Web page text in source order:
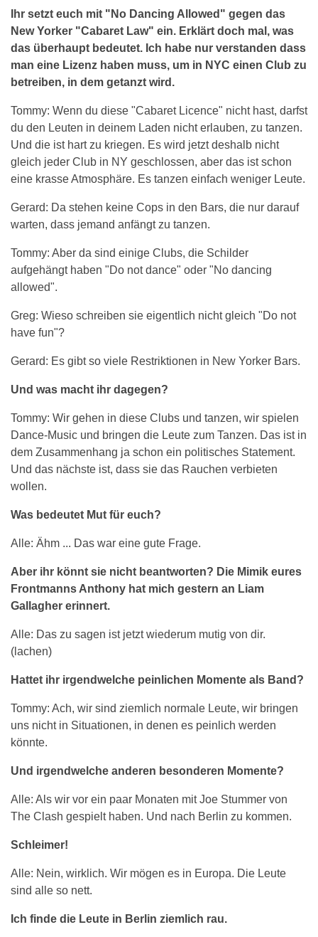
Ihr setzt euch mit "No Dancing Allowed" gegen das
New Yorker "Cabaret Law" ein. Erklärt doch mal, was
das überhaupt bedeutet. Ich habe nur verstanden dass
man eine Lizenz haben muss, um in NYC einen Club zu
betreiben, in dem getanzt wird.
Tommy: Wenn du diese "Cabaret Licence" nicht hast, darfst
du den Leuten in deinem Laden nicht erlauben, zu tanzen.
Und die ist hart zu kriegen. Es wird jetzt deshalb nicht
gleich jeder Club in NY geschlossen, aber das ist schon
eine krasse Atmosphäre. Es tanzen einfach weniger Leute.
Gerard: Da stehen keine Cops in den Bars, die nur darauf
warten, dass jemand anfängt zu tanzen.
Tommy: Aber da sind einige Clubs, die Schilder
aufgehängt haben "Do not dance" oder "No dancing
allowed".
Greg: Wieso schreiben sie eigentlich nicht gleich "Do not
have fun"?
Gerard: Es gibt so viele Restriktionen in New Yorker Bars.
Und was macht ihr dagegen?
Tommy: Wir gehen in diese Clubs und tanzen, wir spielen
Dance-Music und bringen die Leute zum Tanzen. Das ist in
dem Zusammenhang ja schon ein politisches Statement.
Und das nächste ist, dass sie das Rauchen verbieten
wollen.
Was bedeutet Mut für euch?
Alle: Ähm ... Das war eine gute Frage.
Aber ihr könnt sie nicht beantworten? Die Mimik eures
Frontmanns Anthony hat mich gestern an Liam
Gallagher erinnert.
Alle: Das zu sagen ist jetzt wiederum mutig von dir.
(lachen)
Hattet ihr irgendwelche peinlichen Momente als Band?
Tommy: Ach, wir sind ziemlich normale Leute, wir bringen
uns nicht in Situationen, in denen es peinlich werden
könnte.
Und irgendwelche anderen besonderen Momente?
Alle: Als wir vor ein paar Monaten mit Joe Stummer von
The Clash gespielt haben. Und nach Berlin zu kommen.
Schleimer!
Alle: Nein, wirklich. Wir mögen es in Europa. Die Leute
sind alle so nett.
Ich finde die Leute in Berlin ziemlich rau.